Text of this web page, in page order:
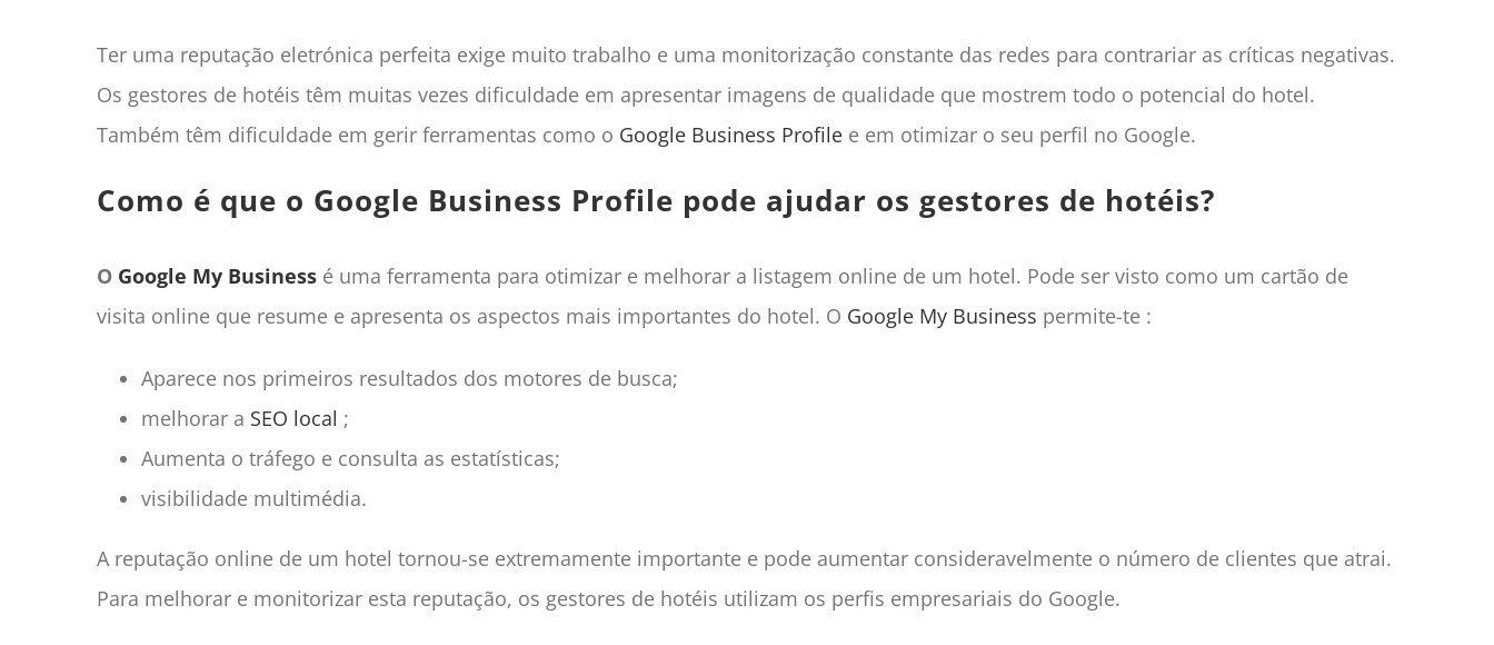
Ter uma reputação eletrónica perfeita exige muito trabalho e uma monitorização constante das redes para contrariar as críticas negativas.
Os gestores de hotéis têm muitas vezes dificuldade em apresentar imagens de qualidade que mostrem todo o potencial do hotel.
Também têm dificuldade em gerir ferramentas como o Google Business Profilee em otimizar o seu perfil no Google.
Como é que o Google Business Profile pode ajudar os gestores de hotéis?
O Google My Businessé uma ferramenta para otimizar e melhorar a listagem online de um hotel. Pode ser visto como um cartão de
visita online que resume e apresenta os aspectos mais importantes do hotel. O Google My Business permite-te :
Aparece nos primeiros resultados dos motores de busca;
melhorar a SEO local ;
Aumenta o tráfego e consulta as estatísticas;
visibilidade multimédia.
A reputação online de um hotel tornou-se extremamente importante e pode aumentar consideravelmente o número de clientes que atrai.
Para melhorar e monitorizar esta reputação, os gestores de hotéis utilizam os perfis empresariais do Google.